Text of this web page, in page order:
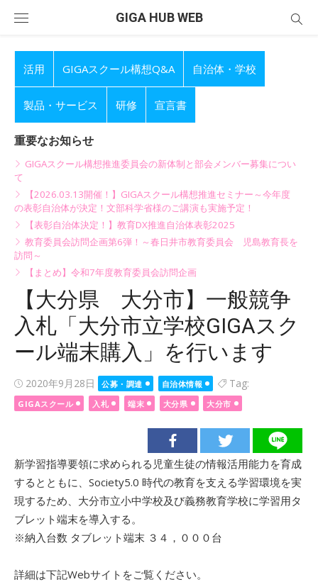
GIGA HUB WEB
活用 GIGAスクール構想Q&A 自治体・学校
製品・サービス 研修 宣言書
重要なお知らせ
GIGAスクール構想推進委員会の新体制と部会メンバー募集につい
て
【2026.03.13開催！】GIGAスクール構想推進セミナー～今年度
の表彰自治体が決定！文部科学省様のご講演も実施予定！
【表彰自治体決定！】教育DX推進自治体表彰2025
教育委員会訪問企画第6弾！～春日井市教育委員会 児島教育長を
訪問～
【まとめ】令和7年度教育委員会訪問企画
【大分県 大分市】一般競争
入札「大分市立学校GIGAスク
ール端末購入」を行います
Posted
on
2020年9月28日 公募・調達 自治体情報 Tag:
GIGAスクール 入札 端末 大分県 大分市
新学習指導要領に求められる児童生徒の情報活用能力を育成
するとともに、Society5.0 時代の教育を支える学習環境を実
現するため、大分市立小中学校及び義務教育学校に学習用タ
ブレット端末を導入する。
※納入台数 タブレット端末 ３４，０００台
詳細は下記Webサイトをご覧ください。